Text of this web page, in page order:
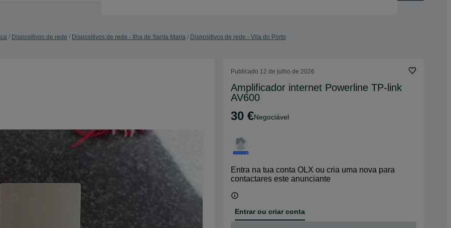
Dispositivos de rede Dispositivos de rede - Ilha de Santa Maria Dispositivos de rede - Vila do Porto
Publicado 12 de julho de 2026
Amplificador internet Powerline TP-link
AV600
30 € Negociável
Entra na tua conta OLX ou cria uma nova para
contactares este anunciante
Entrar ou criar conta